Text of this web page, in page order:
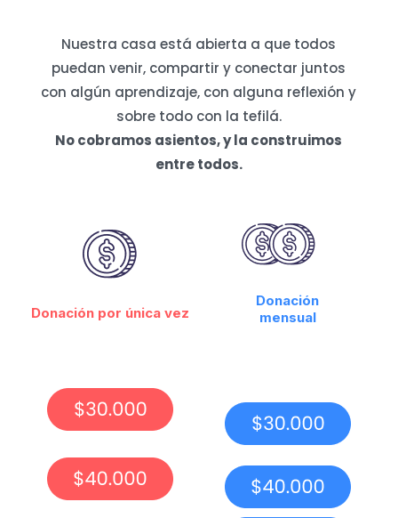
Nuestra casa está abierta a que todos
puedan venir, compartir y conectar juntos
con algún aprendizaje, con alguna reflexión y
sobre todo con la tefilá.
No cobramos asientos, y la construimos
entre todos.
Donación por única vez
Donación
mensual